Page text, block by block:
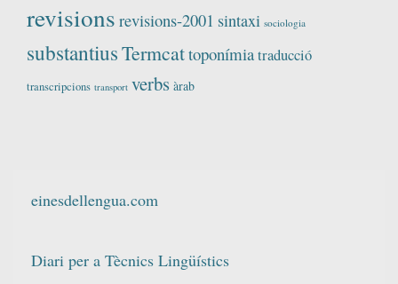
revisions revisions-2001 sintaxi sociologia
substantiusTermcattoponímiatraducció
transcripcions transport verbs àrab
einesdellengua.com
Diari per a Tècnics Lingüístics